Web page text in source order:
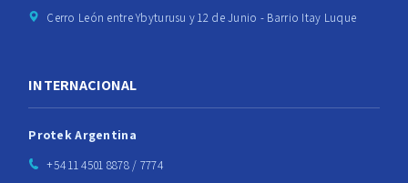
Cerro León entre Ybyturusu y 12 de Junio - Barrio Itay Luque
INTERNACIONAL
Protek Argentina
+54 11 4501 8878 / 7774